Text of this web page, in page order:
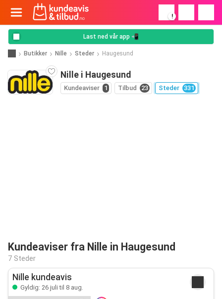
!
Last ned vår app 📲
Butikker Nille Steder Haugesund
Nille i Haugesund
Kundeaviser 1 Tilbud 23 Steder 331
Kundeaviser fra Nille in Haugesund
7 Steder
Nille kundeavis
Gyldig: 26 juli til 8 aug.